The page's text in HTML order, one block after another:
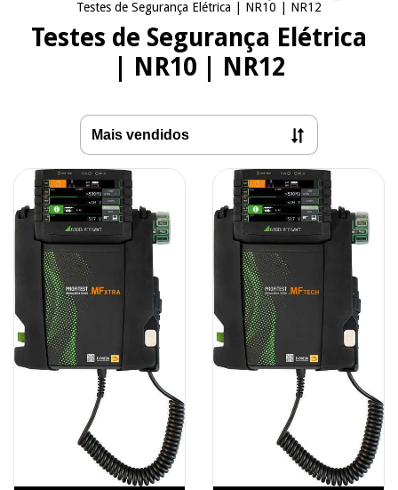
Testes de Segurança Elétrica | NR10 | NR12
Testes de Segurança Elétrica
| NR10 | NR12